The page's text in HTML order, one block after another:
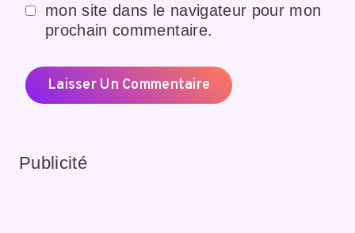
mon site dans le navigateur pour mon
prochain commentaire.
Publicité